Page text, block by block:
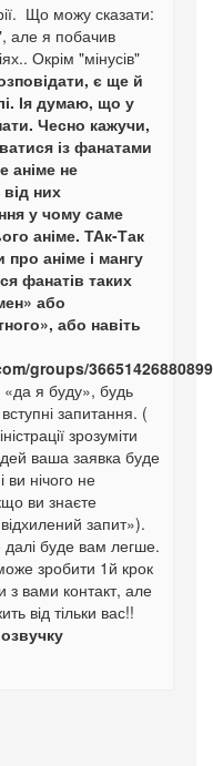
Що можу сказати:
але я побачив
Окрім "мінусів"
є ще й
Ія думаю, що у
Чесно кажучи,
із фанатами
аніме не
них
у чому саме
аніме. ТАк-Так
аніме і мангу
фанатів таких
або
або навіть
groups/
я буду», будь
запитання. (
зрозуміти
ваша заявка буде
ви нічого не
ви знаєте
запит»).
буде вам легше.
зробити 1й крок
з вами контакт, але
від тільки вас!!